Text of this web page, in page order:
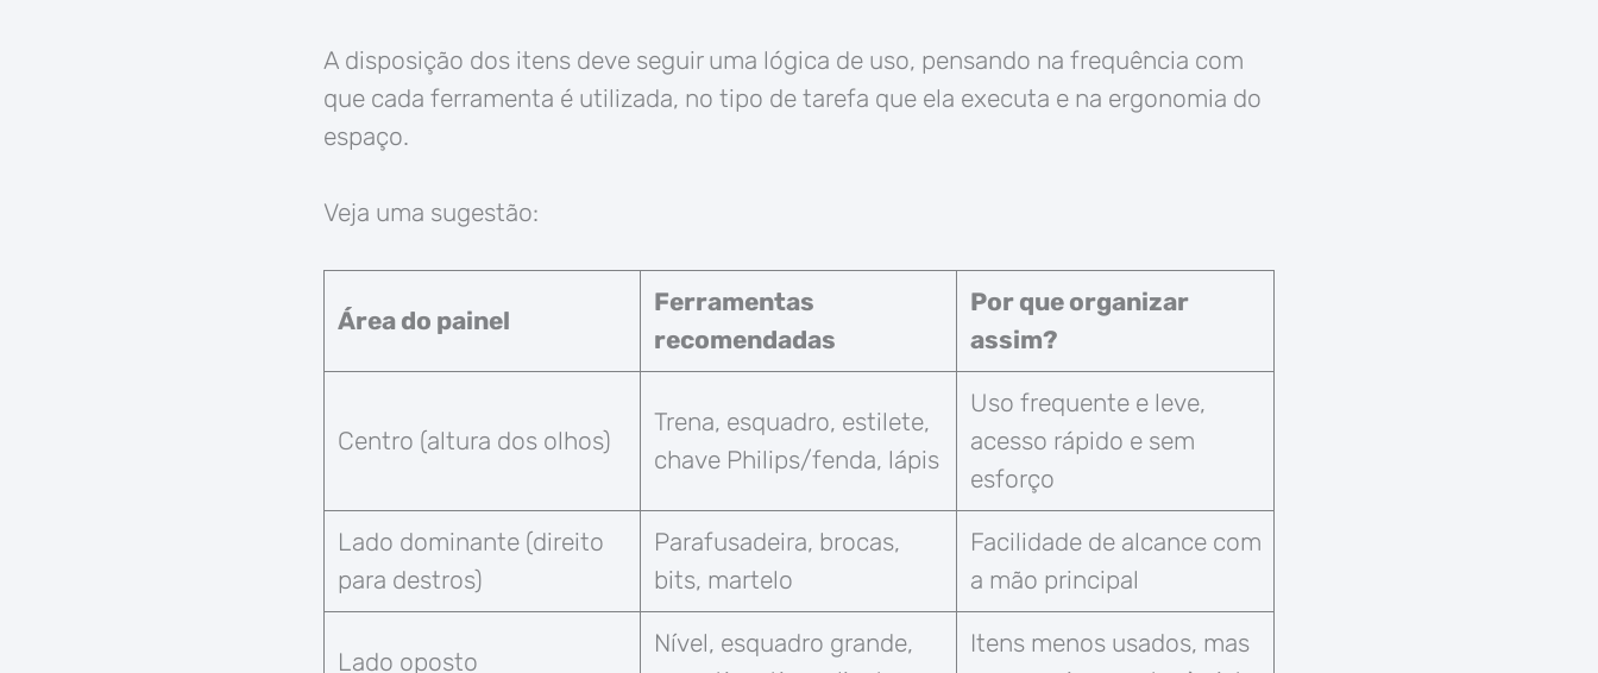
A disposição dos itens deve seguir uma lógica de uso, pensando na frequência com
que cada ferramenta é utilizada, no tipo de tarefa que ela executa e na ergonomia do
espaço.
Veja uma sugestão:
Área do painel
Ferramentas
recomendadas
Por que organizar
assim?
Centro (altura dos olhos)
Trena, esquadro, estilete,
chave Philips/fenda, lápis
Uso frequente e leve,
acesso rápido e sem
esforço
Lado dominante (direito
para destros)
Parafusadeira, brocas,
bits, martelo
Facilidade de alcance com
a mão principal
Lado oposto
Nível, esquadro grande,
Itens menos usados, mas